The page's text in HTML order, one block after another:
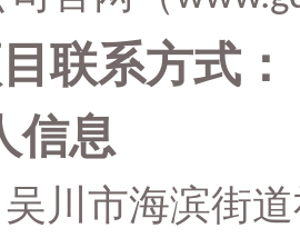
联系方式：
信息
吴川市海滨街